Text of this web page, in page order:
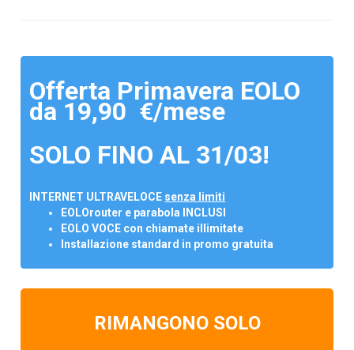
Offerta Primavera EOLO
da 19,90 €/mese
SOLO FINO AL 31/03!
INTERNET ULTRAVELOCE senza limiti
EOLOrouter e parabola INCLUSI
EOLO VOCE con chiamate illimitate
Installazione standard in promo gratuita
RIMANGONO SOLO